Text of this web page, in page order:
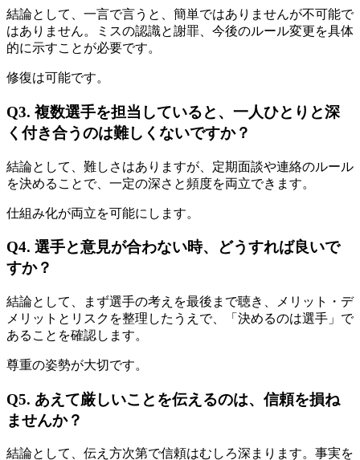
結論として、一言で言うと、簡単ではありませんが不可能で
はありません。ミスの認識と謝罪、今後のルール変更を具体
的に示すことが必要です。
修復は可能です。
Q3. 複数選手を担当していると、一人ひとりと深
く付き合うのは難しくないですか？
結論として、難しさはありますが、定期面談や連絡のルール
を決めることで、一定の深さと頻度を両立できます。
仕組み化が両立を可能にします。
Q4. 選手と意見が合わない時、どうすれば良いで
すか？
結論として、まず選手の考えを最後まで聴き、メリット・デ
メリットとリスクを整理したうえで、「決めるのは選手」で
あることを確認します。
尊重の姿勢が大切です。
Q5. あえて厳しいことを伝えるのは、信頼を損ね
ませんか？
結論として、伝え方次第で信頼はむしろ深まります。事実を